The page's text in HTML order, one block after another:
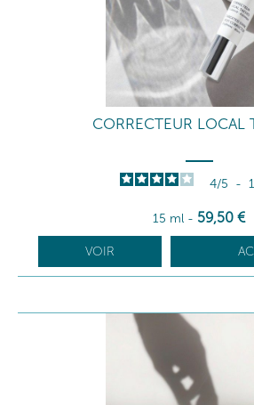
CORRECTEUR LOCAL
4/5 - 1
15 ml - 59,50 €
VOIR